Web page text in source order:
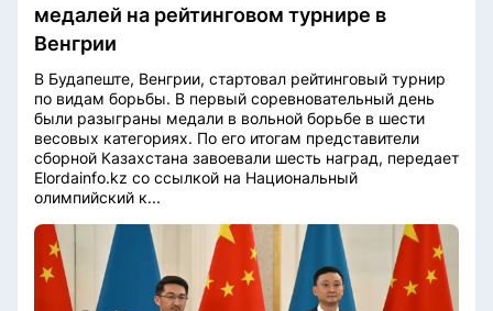
медалей на рейтинговом турнире в
Венгрии
В Будапеште, Венгрии, стартовал рейтинговый турнир
по видам борьбы. В первый соревновательный день
были разыграны медали в вольной борьбе в шести
весовых категориях. По его итогам представители
сборной Казахстана завоевали шесть наград, передает
Elordainfo.kz со ссылкой на Национальный
олимпийский к...